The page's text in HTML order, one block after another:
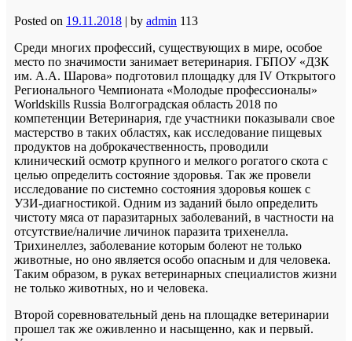
Posted on 19.11.2018 | by admin 113
Среди многих профессий, существующих в мире, особое
место по значимости занимает ветеринария. ГБПОУ «ДЗК
им. А.А. Шарова» подготовил площадку для IV Открытого
Регионального Чемпионата «Молодые профессионалы»
Worldskills Russia Волгоградская область 2018 по
компетенции Ветеринария, где участники показывали свое
мастерство в таких областях, как исследование пищевых
продуктов на доброкачественность, проводили
клинический осмотр крупного и мелкого рогатого скота с
целью определить состояние здоровья. Так же провели
исследование по системно состояния здоровья кошек с
УЗИ-диагностикой. Одним из заданий было определить
чистоту мяса от паразитарных заболеваний, в частности на
отсутствие/наличие личинок паразита трихенелла.
Трихинеллез, заболевание которым болеют не только
животные, но оно является особо опасным и для человека.
Таким образом, в руках ветеринарных специалистов жизни
не только животных, но и человека.
Второй соревновательный день на площадке ветеринарии
прошел так же оживленно и насыщенно, как и первый.